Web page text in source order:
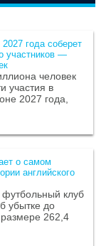
года соберет
участников —
человек
участия в
2027 года,
о самом
английского
клуб
убытке до
262,4